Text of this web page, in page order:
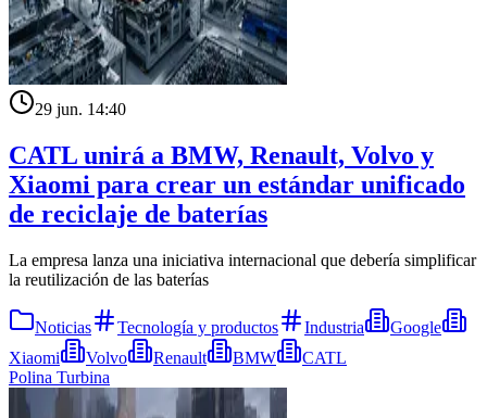
29 jun. 14:40
CATL unirá a BMW, Renault, Volvo y
Xiaomi para crear un estándar unificado
de reciclaje de baterías
La empresa lanza una iniciativa internacional que debería simplificar
la reutilización de las baterías
Noticias Tecnología y productos Industria
Google
Xiaomi
Volvo Renault BMW
CATL
Polina Turbina